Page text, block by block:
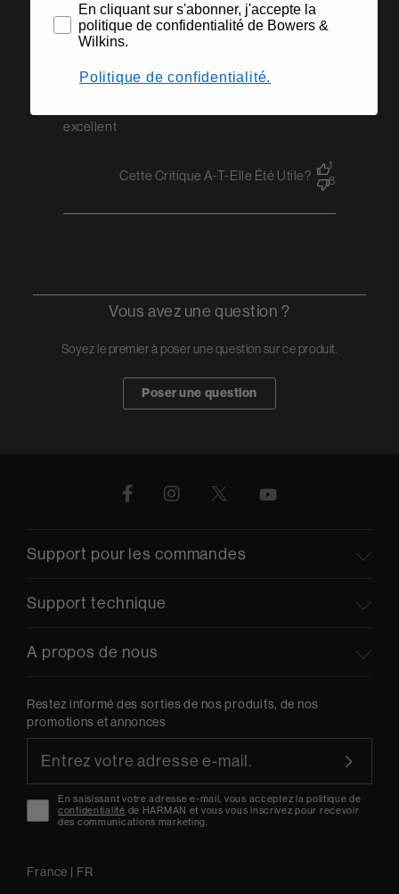
excellent
Very Good
AFFICHER PLUS
Cette Critique A-T-Elle Été Utile?
1
8
Vous avez une question ?
Soyez le premier à poser une question sur ce produit.
Poser une question
Support pour les commandes
Support technique
A propos de nous
Restez informé des sorties de nos produits, de nos
promotions et annonces
En saisissant votre adresse e-mail, vous acceptez la politique de
confidentialité de HARMAN et vous vous inscrivez pour recevoir
des communications marketing.
France | FR
En cliquant sur s'abonner, j'accepte la
politique de confidentialité de Bowers &
Wilkins.
Politique de confidentialité.